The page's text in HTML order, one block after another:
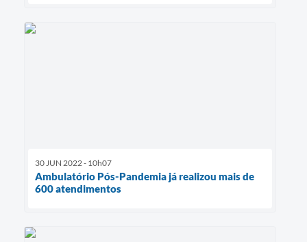
30 JUN 2022 - 10h07
Ambulatório Pós-Pandemia já realizou mais de
600 atendimentos